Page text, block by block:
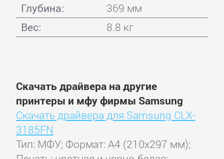
Глубина:
369 мм
Вес:
8.8 кг
Скачать драйвера на другие
принтеры и мфу фирмы Samsung
Скачать драйвера для Samsung CLX-
3185FN
Тип: МФУ; Формат: A4 (210x297 мм);